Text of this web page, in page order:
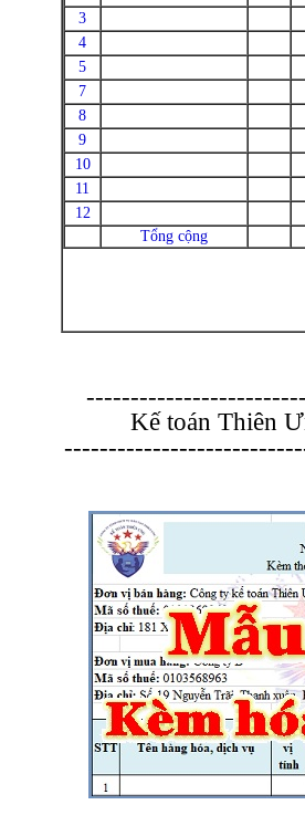
3
4
5
7
8
9
10
11
12
Tổng cộng
Kế toán Thiên